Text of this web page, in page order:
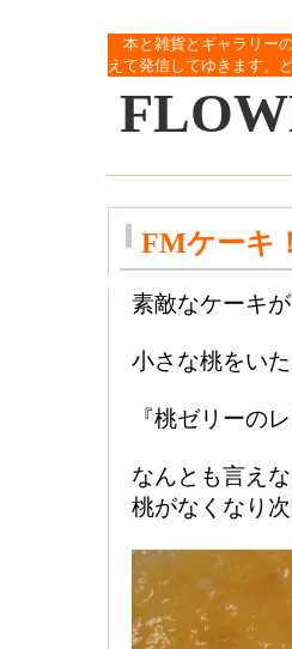
本と雑貨とギャラリー
えて発信してゆきます。
FMケーキ
素敵なケーキ
小さな桃をい
『桃ゼリーの
なんとも言え
桃がなくなり